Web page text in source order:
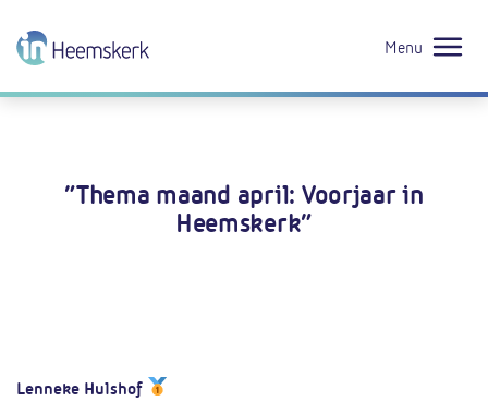
Menu
“Thema maand april: Voorjaar in
Heemskerk”
Lenneke Hulshof